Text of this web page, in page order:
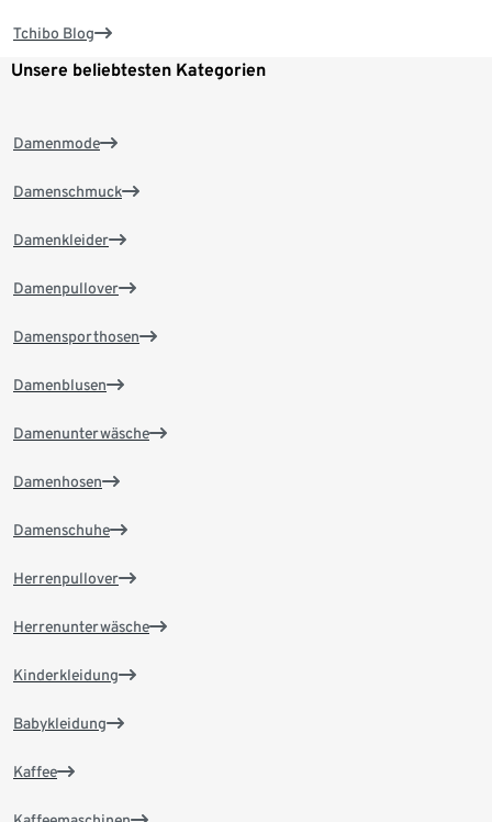
Tchibo Blog
Unsere beliebtesten Kategorien
Damenmode
Damenschmuck
Damenkleider
Damenpullover
Damensporthosen
Damenblusen
Damenunterwäsche
Damenhosen
Damenschuhe
Herrenpullover
Herrenunterwäsche
Kinderkleidung
Babykleidung
Kaffee